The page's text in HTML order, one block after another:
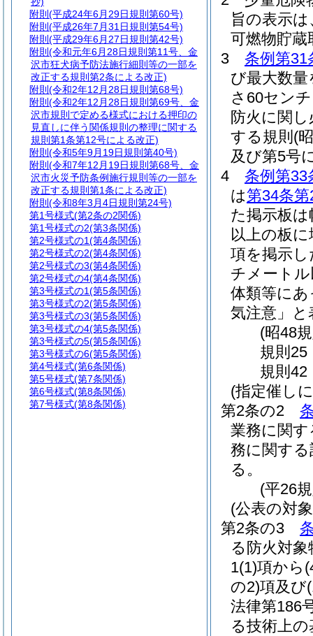
旨の表示
可燃物貯
3
条例第31
び最大数
さ60セン
防火に関
する規則 (
及び第5号
4
条例第33
は第34条
た掲示板
以上の板
項を掲示
チメート
体類等に
気注意」
(昭48
規則25
規則42
(指定催し
第2条の2
業務に関
務に関す
る。
(平26
(公表の対
第2条の3
る防火対
1(1)項から
の2)項及び
法律第186
る技術上
附則 (平成24年6月29日規則第60号)
附則 (平成26年7月31日規則第54号)
附則 (平成29年6月27日規則第42号)
附則 (令和元年6月28日規則第11号、金
沢市狂犬病予防法施行細則等の一部を
改正する規則第2条による改正)
附則 (令和2年12月28日規則第68号)
附則 (令和2年12月28日規則第69号、金
沢市規則で定める様式における押印の
見直しに伴う関係規則の整理に関する
規則第1条第12号による改正)
附則 (令和5年9月19日規則第40号)
附則 (令和7年12月19日規則第68号、金
沢市火災予防条例施行規則等の一部を
改正する規則第1条による改正)
附則 (令和8年3月4日規則第24号)
第1号様式(第2条の2関係)
第1号様式の2(第3条関係)
第2号様式の1(第4条関係)
第2号様式の2(第4条関係)
第2号様式の3(第4条関係)
第2号様式の4(第4条関係)
第3号様式の1(第5条関係)
第3号様式の2(第5条関係)
第3号様式の3(第5条関係)
第3号様式の4(第5条関係)
第3号様式の5(第5条関係)
第3号様式の6(第5条関係)
第4号様式(第6条関係)
第5号様式(第7条関係)
第6号様式(第8条関係)
第7号様式(第8条関係)